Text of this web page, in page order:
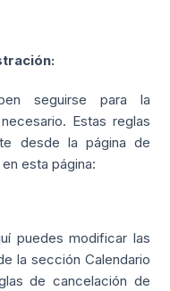
seguirse para la
Estas reglas
desde la página de
esta página:
puedes modificar las
la sección Calendario
de cancelación de